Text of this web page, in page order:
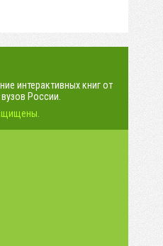
интерактивных книг от
России.